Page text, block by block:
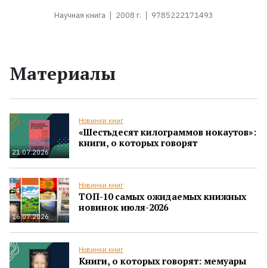
Научная книга 2008 г. 9785222171493
Материалы
21.07.2026
Новинки книг
«Шестьдесят килограммов нокаутов»:
книги, о которых говорят
16.07.2026
Новинки книг
ТОП-10 самых ожидаемых книжных
новинок июля-2026
Новинки книг
Книги, о которых говорят: мемуары